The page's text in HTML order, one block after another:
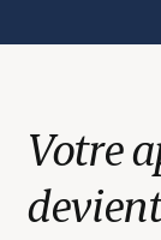
Votre